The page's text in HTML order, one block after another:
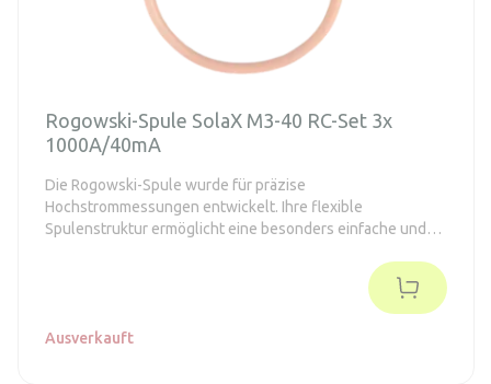
Rogowski-Spule SolaX M3-40 RC-Set 3x
1000A/40mA
Die Rogowski-Spule wurde für präzise
Hochstrommessungen entwickelt. Ihre flexible
Spulenstruktur ermöglicht eine besonders einfache und
Stromeingang von 1000 A mit einem Sekundärausgang von
40 mA und ist vollständig kompatibel mit den Stromzählern
Ausverkauft